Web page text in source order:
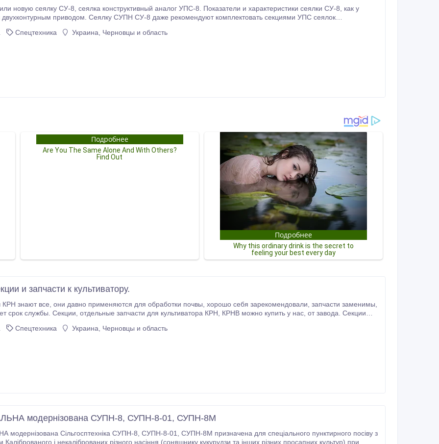
аналог УПС-8. Показатели и характеристики сеялки СУ-8, как у
приводом. Сеялку СУПН СУ-8 даже рекомендуют комплектовать секциями УПС сеялок
Спецтехника Украина, Черновцы и область
и запчасти к культиватору.
почвы, хорошо себя зарекомендовали, запчасти заменимы,
культиватора КРН, КРНВ можно купить у нас, от завода. Секции
культиватора, опорные колеса, туковая система, и др.
Спецтехника Украина, Черновцы и область
модернізована СУПН-8, СУПН-8-01, СУПН-8М
СУПН-8, СУПН-8-01, СУПН-8М призначена для спеціального пунктирного посіву з
і некаліброваних різного насіння (соняшнику кукурудзи та інших різних просапних культур) при